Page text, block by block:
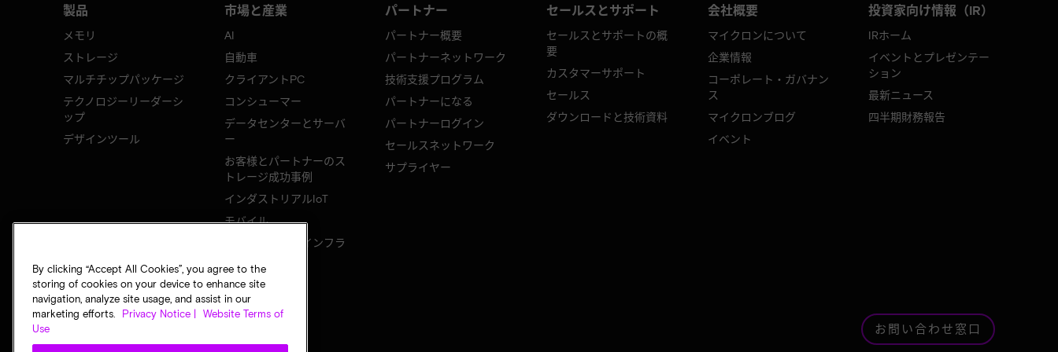
製品
メモリ
ストレージ
マルチチップパッケージ
テクノロジーリーダーシ
ップ
デザインツール
市場と産業
AI
自動車
クライアントPC
コンシューマー
データセンターとサーバ
ー
お客様とパートナーのス
トレージ成功事例
インダストリアルIoT
モバイル
ネットワークのインフラ
パートナー
パートナー概要
パートナーネットワーク
技術支援プログラム
パートナーになる
パートナーログイン
セールスネットワーク
サプライヤー
セールスとサポート
セールスとサポートの概
要
カスタマーサポート
セールス
ダウンロードと技術資料
会社概要
マイクロンについて
企業情報
コーポレート・ガバナン
ス
マイクロンブログ
イベント
投資家向け情報（IR）
IRホーム
イベントとプレゼンテー
ション
最新ニュース
四半期財務報告
お問い合わせ窓口
By clicking “Accept All Cookies”, you agree to the
storing of cookies on your device to enhance site
navigation, analyze site usage, and assist in our
marketing efforts.
Privacy Notice |
Website Terms of
Use